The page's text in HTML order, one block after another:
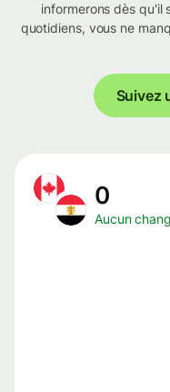
informerons dès qu'il
quotidiens, vous ne
Suivez
0
Aucun